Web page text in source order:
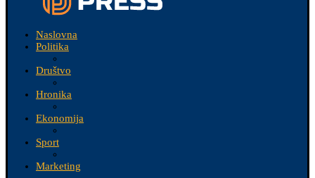
Naslovna
Politika
Društvo
Hronika
Ekonomija
Sport
Marketing